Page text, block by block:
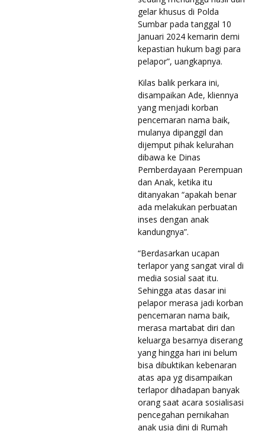
gelar khusus di Polda
Sumbar pada tanggal 10
Januari 2024 kemarin demi
kepastian hukum bagi para
pelapor”, uangkapnya.
Kilas balik perkara ini,
disampaikan Ade, kliennya
yang menjadi korban
pencemaran nama baik,
mulanya dipanggil dan
dijemput pihak kelurahan
dibawa ke Dinas
Pemberdayaan Perempuan
dan Anak, ketika itu
ditanyakan “apakah benar
ada melakukan perbuatan
inses dengan anak
kandungnya”.
“Berdasarkan ucapan
terlapor yang sangat viral di
media sosial saat itu.
Sehingga atas dasar ini
pelapor merasa jadi korban
pencemaran nama baik,
merasa martabat diri dan
keluarga besarnya diserang
yang hingga hari ini belum
bisa dibuktikan kebenaran
atas apa yg disampaikan
terlapor dihadapan banyak
orang saat acara sosialisasi
pencegahan pernikahan
anak usia dini di Rumah